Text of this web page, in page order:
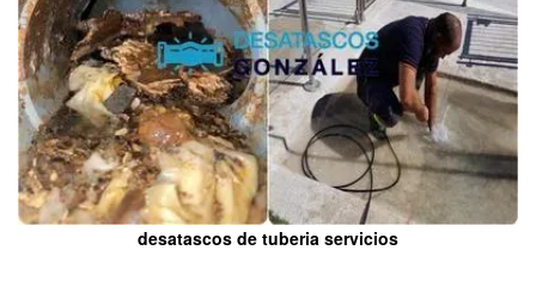
desatascos de tuberia servicios